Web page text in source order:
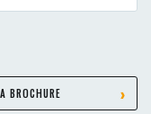
BROCHURE